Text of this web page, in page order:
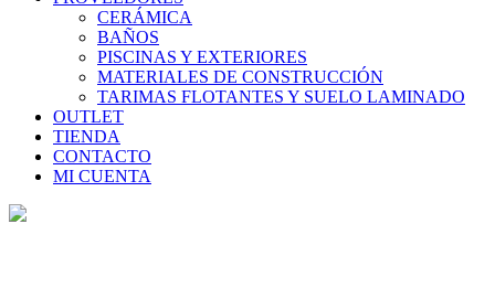
CERÁMICA
BAÑOS
PISCINAS Y EXTERIORES
MATERIALES DE CONSTRUCCIÓN
TARIMAS FLOTANTES Y SUELO LAMINADO
OUTLET
TIENDA
CONTACTO
MI CUENTA